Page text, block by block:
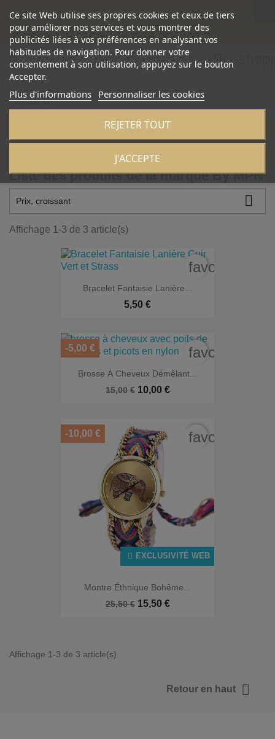
Bienvenue dans notre boutique en ligne exclusive de
France, spécialisée dans l'outil officiel Creaclip pour
 
search
Ce site Web utilise ses propres cookies et ceux de tiers
pour améliorer nos services et vous montrer des
publicités liées à vos préférences en analysant vos
habitudes de navigation. Pour donner votre
consentement à son utilisation, appuyez sur le bouton
Accepter.
Plus d'informations Personnaliser les cookies
REJETER TOUT
J'ACCEPTE
Liste des produits de la marque By MPN
Prix, croissant 
Affichage 1-3 de 3 article(s)
Bracelet Fantaisie Lanière...
5,50 €
Brosse À Cheveux Démêlant...
15,00 € 10,00 €
EXCLUSIVITÉ WEB
-5,00 €
Montre Éthnique Bohême...
25,50 € 15,50 €
EXCLUSIVITÉ WEB
-10,00 €
Affichage 1-3 de 3 article(s)
Retour en haut 